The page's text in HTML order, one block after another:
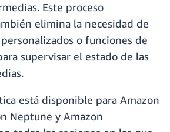
Este proceso
elimina la necesidad de
o funciones de
supervisar el estado de las
está disponible para Amazon
Neptune y Amazon